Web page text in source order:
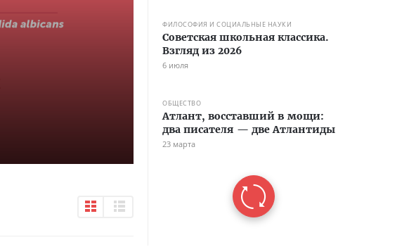
ФИЛОСОФИЯ И СОЦИАЛЬНЫЕ НАУКИ
Советская школьная классика.
Взгляд из 2026
6 июля
ОБЩЕСТВО
Атлант, восставший в мощи:
два писателя — две Атлантиды
23 марта